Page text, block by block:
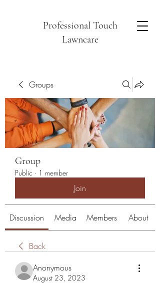
Professional Touch
Lawncare
Groups
Group
Public · 1 member
Join
Discussion Media Members About
Back
Anonymous
August 23, 2023